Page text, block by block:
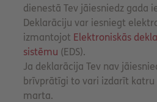
dienestā Tev jāiesniedz gada
Deklarāciju var iesniegt
izmantojot Elektroniskās
sistēmu (EDS).
Ja deklarācija Tev nav
brīvprātīgi to vari izdarīt katru
marta.